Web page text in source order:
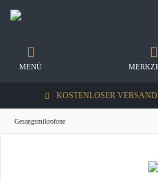
KOSTENLOSER
MENÜ
Gesangsmikrofone